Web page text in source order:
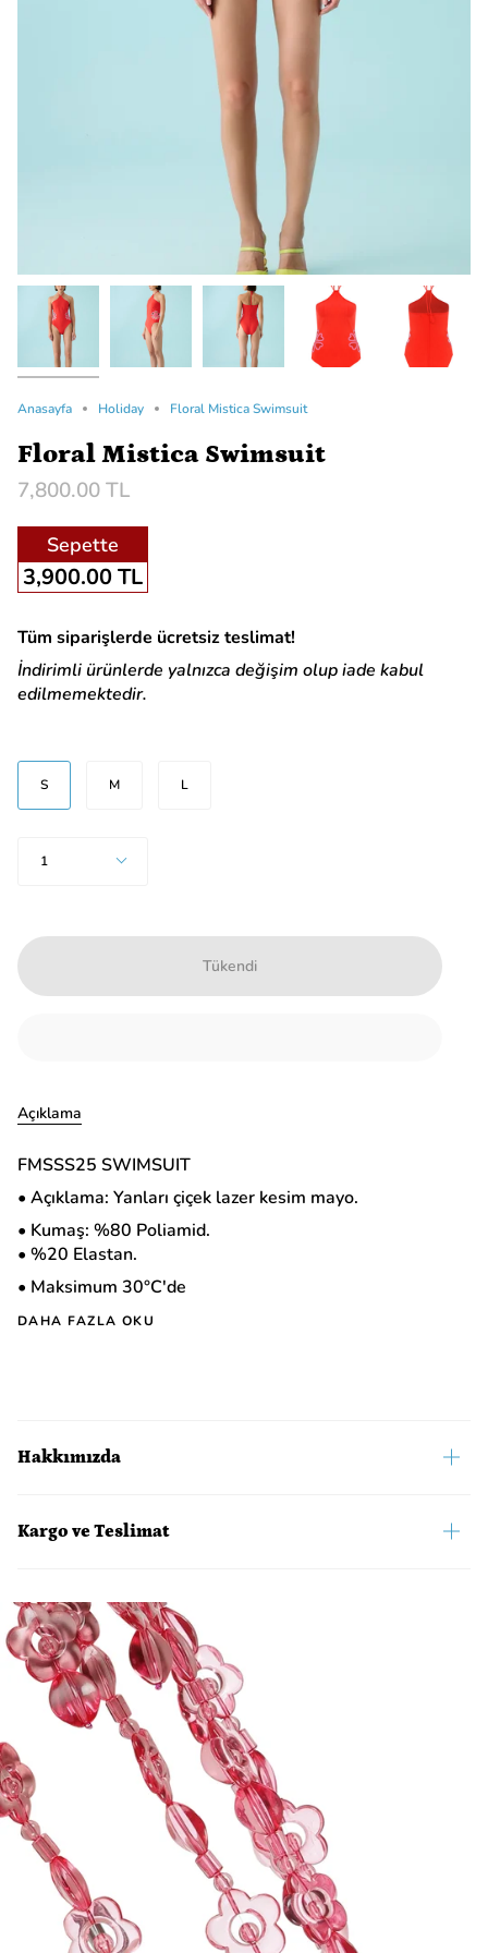
Anasayfa Holiday Floral Mistica Swimsuit
Floral Mistica Swimsuit
7,800.00 TL
Sepette
3,900.00 TL
Tüm siparişlerde ücretsiz teslimat!
İndirimli ürünlerde yalnızca değişim olup iade kabul
edilmemektedir.
BEDEN
S
M L
1
Tükendi
Açıklama
FMSSS25 SWIMSUIT
• Açıklama: Yanları çiçek lazer kesim mayo.
• Kumaş: %80 Poliamid.
• %20 Elastan.
• Maksimum 30°C'de
DAHA FAZLA OKU
Hakkımızda
Kargo ve Teslimat